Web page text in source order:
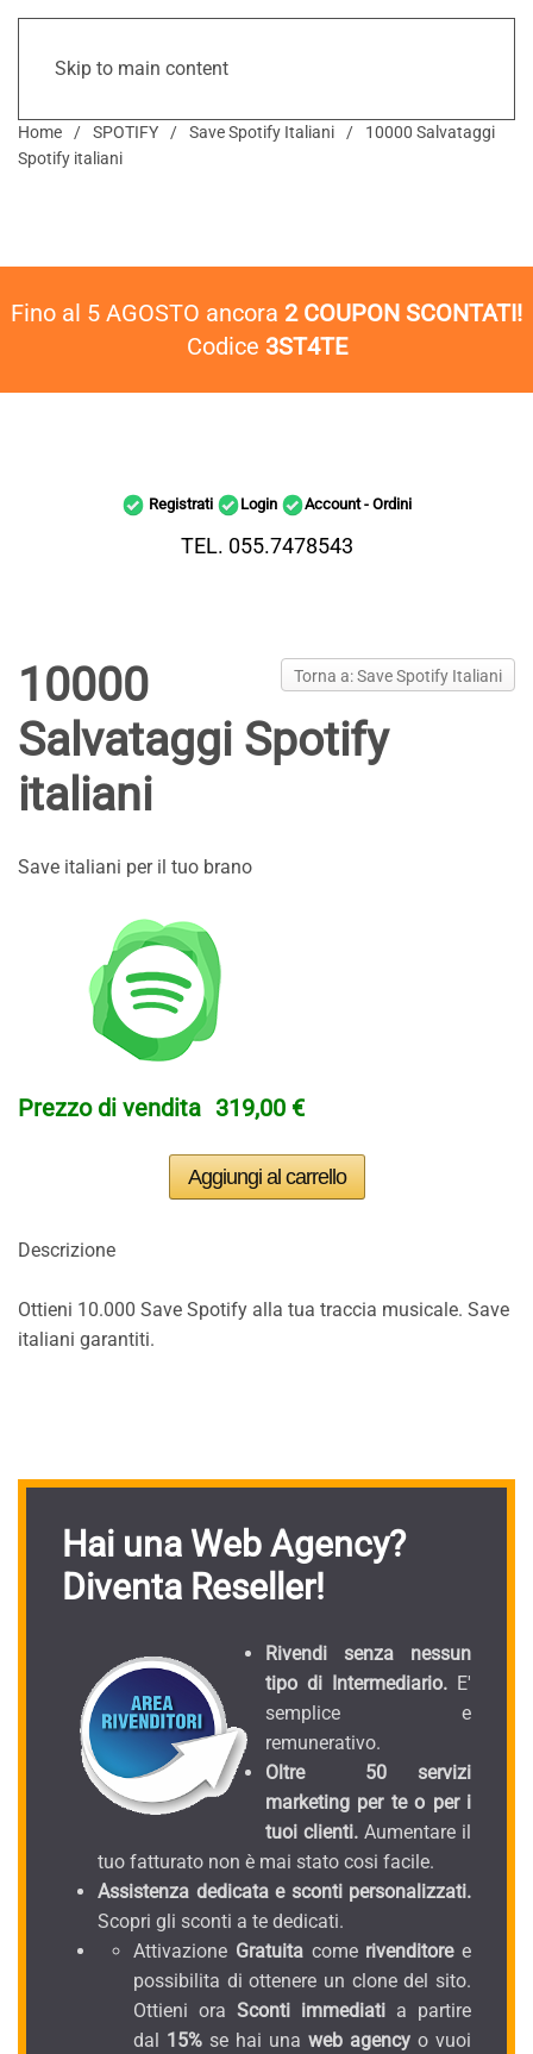
Skip to main content
Home SPOTIFY Save Spotify Italiani
10000 Salvataggi
Spotify italiani
Fino al 5 AGOSTO ancora 2 COUPON SCONTATI!
Codice 3ST4TE
Registrati Login Account - Ordini
TEL. 055.7478543
Torna a: Save Spotify Italiani
10000
Salvataggi Spotify
italiani
Save italiani per il tuo brano
Prezzo di vendita 319,00 €
Descrizione
Ottieni 10.000 Save Spotify alla tua traccia musicale. Save
italiani garantiti.
Hai una Web Agency?
Diventa Reseller!
Rivendi senza nessun
tipo di Intermediario. E'
semplice e
remunerativo.
Oltre 50 servizi
marketing per te o per i
tuoi clienti. Aumentare il
tuo fatturato non è mai stato cosi facile.
Assistenza dedicata e sconti personalizzati.
Scopri gli sconti a te dedicati.
Attivazione Gratuitacomerivenditoree
possibilita di ottenere un clone del sito.
Ottieni ora Sconti immediati a partire
dal 15% se hai una web agency o vuoi